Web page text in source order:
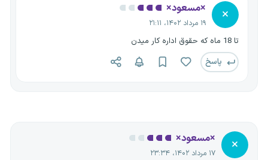
× ×مسعود×
۱۹ مرداد ۱۴۰۲، ۲۱:۱۱
تا 18 ماه که حقوق اداره کار میدن
پاسخ
× ×مسعود×
۱۷ مرداد ۱۴۰۲، ۲۳:۳۴